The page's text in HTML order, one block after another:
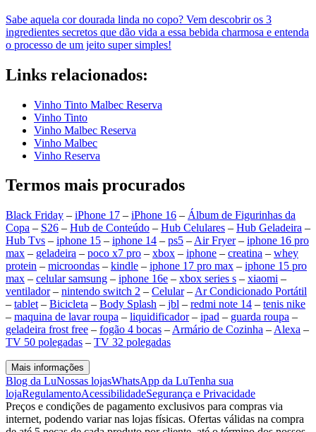
Sabe aquela cor dourada linda no copo? Vem descobrir os 3
ingredientes secretos que dão vida a essa bebida charmosa e entenda
o processo de um jeito super simples!
Links relacionados:
Vinho Tinto Malbec Reserva
Vinho Tinto
Vinho Malbec Reserva
Vinho Malbec
Vinho Reserva
Termos mais procurados
Black Friday – iPhone 17 – iPhone 16 – Álbum de Figurinhas da
Copa – S26 – Hub de Conteúdo – Hub Celulares – Hub Geladeira –
Hub Tvs – iphone 15 – iphone 14 – ps5 – Air Fryer– iphone 16 pro
max – geladeira – poco x7 pro – xbox – iphone – creatina – whey
protein – microondas – kindle – iphone 17 pro max – iphone 15 pro
max – celular samsung – iphone 16e – xbox series s – xiaomi –
ventilador– nintendo switch 2 – Celular– Ar Condicionado Portátil
– tablet – Bicicleta – Body Splash – jbl – redmi note 14 – tenis nike
– maquina de lavar roupa – liquidificador– ipad – guarda roupa –
geladeira frost free – fogão 4 bocas – Armário de Cozinha – Alexa –
TV 50 polegadas – TV 32 polegadas
Mais informações
Blog da LuNossas lojasWhatsApp da LuTenha sua
lojaRegulamentoAcessibilidadeSegurança e Privacidade
Preços e condições de pagamento exclusivos para compras via
internet, podendo variar nas lojas físicas. Ofertas válidas na compra